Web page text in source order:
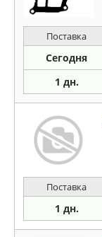
Поставка
Сегодня
1 дн.
Поставка
1 дн.